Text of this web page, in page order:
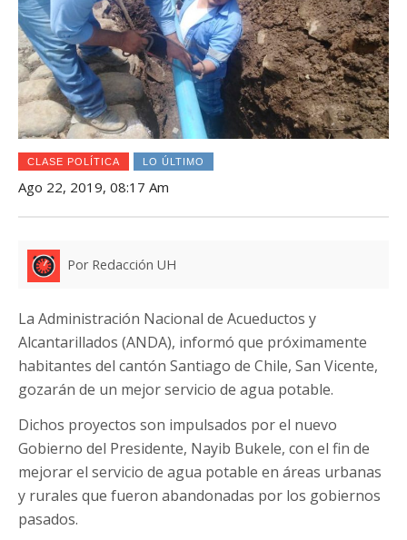
CLASE POLÍTICA LO ÚLTIMO
Ago 22, 2019, 08:17 Am
Por Redacción UH
La Administración Nacional de Acueductos y
Alcantarillados (ANDA), informó que próximamente
habitantes del cantón Santiago de Chile, San Vicente,
gozarán de un mejor servicio de agua potable.
Dichos proyectos son impulsados por el nuevo
Gobierno del Presidente, Nayib Bukele, con el fin de
mejorar el servicio de agua potable en áreas urbanas
y rurales que fueron abandonadas por los gobiernos
pasados.